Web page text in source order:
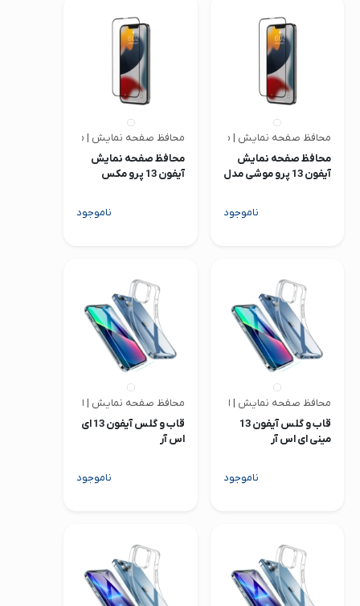
محافظ صفحه نمایش | موشی
محافظ صفحه نمایش
آیفون 13 پرو موشی مدل
ناموجود
محافظ صفحه نمایش | موشی
محافظ صفحه نمایش
آیفون 13 پرو مکس
ناموجود
محافظ صفحه نمایش | ای اس آر
قاب و گلس آیفون 13
مینی ای اس آر
ناموجود
محافظ صفحه نمایش | ای اس آر
قاب و گلس آیفون 13 ای
اس آر
ناموجود